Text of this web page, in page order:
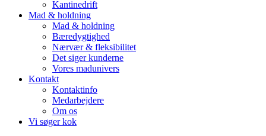
Kantinedrift
Mad & holdning
Mad & holdning
Bæredygtighed
Nærvær & fleksibilitet
Det siger kunderne
Vores madunivers
Kontakt
Kontaktinfo
Medarbejdere
Om os
Vi søger kok